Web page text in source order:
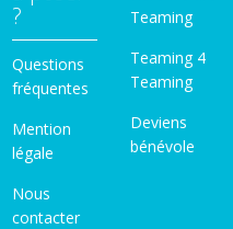
?
Questions
fréquentes
Mention
légale
Nous
contacter
Teaming
Teaming 4
Teaming
Deviens
bénévole